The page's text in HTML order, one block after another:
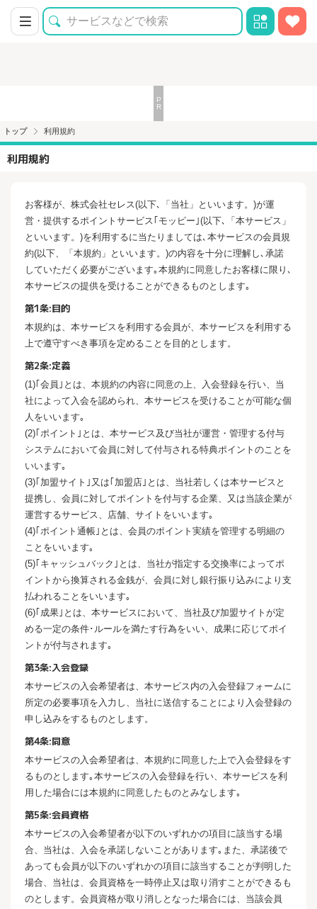
トップ 利用規約
利用規約
お客様が、株式会社セレス(以下､「当社」といいます。)が運
営・提供するポイントサービス｢モッピー｣(以下､「本サービス」
といいます。)を利用するに当たりましては､本サービスの会員規
約(以下、「本規約」といいます。)の内容を十分に理解し､承諾
していただく必要がございます｡本規約に同意したお客様に限り､
本サービスの提供を受けることができるものとします｡
第1条:目的
本規約は、本サービスを利用する会員が、本サービスを利用する
上で遵守すべき事項を定めることを目的とします。
第2条:定義
(1)｢会員｣とは、本規約の内容に同意の上、入会登録を行い、当
社によって入会を認められ、本サービスを受けることが可能な個
人をいいます｡
(2)｢ポイント｣とは、本サービス及び当社が運営・管理する付与
システムにおいて会員に対して付与される特典ポイントのことを
いいます｡
(3)｢加盟サイト｣又は｢加盟店｣とは、当社若しくは本サービスと
提携し、会員に対してポイントを付与する企業、又は当該企業が
運営するサービス、店舗、サイトをいいます｡
(4)｢ポイント通帳｣とは、会員のポイント実績を管理する明細の
ことをいいます｡
(5)｢キャッシュバック｣とは、当社が指定する交換率によってポ
イントから換算される金銭が、会員に対し銀行振り込みにより支
払われることをいいます｡
(6)｢成果｣とは、本サービスにおいて、当社及び加盟サイトが定
める一定の条件･ルールを満たす行為をいい、成果に応じてポイ
ントが付与されます｡
第3条:入会登録
本サービスの入会希望者は、本サービス内の入会登録フォームに
所定の必要事項を入力し、当社に送信することにより入会登録の
申し込みをするものとします。
第4条:同意
本サービスの入会希望者は、本規約に同意した上で入会登録をす
るものとします｡本サービスの入会登録を行い、本サービスを利
用した場合には本規約に同意したものとみなします｡
第5条:会員資格
本サービスの入会希望者が以下のいずれかの項目に該当する場
合、当社は、入会を承諾しないことがあります｡また、承諾後で
あっても会員が以下のいずれかの項目に該当することが判明した
場合、当社は、会員資格を一時停止又は取り消すことができるも
のとします。会員資格が取り消しとなった場合には、当該会員